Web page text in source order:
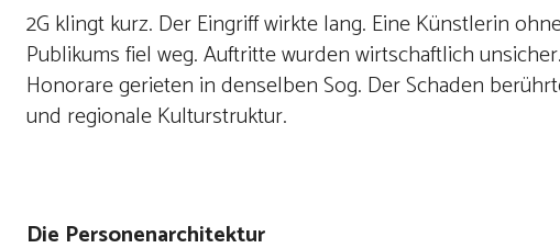
2G klingt kurz. Der Eingriff wirkte lang. Eine Künstlerin
Publikums fiel weg. Auftritte wurden wirtschaftlich
Honorare gerieten in denselben Sog. Der Schaden
und regionale Kulturstruktur.
Die Personenarchitektur